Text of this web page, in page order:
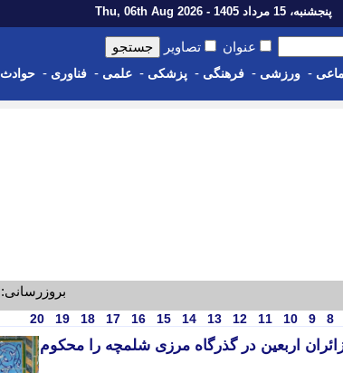
پنجشنبه، 15 مرداد 1405 - Thu, 06th Aug 2026
عنوان تصاویر
- ورزشی - فرهنگی - پزشکی - علمی - فناوری - حوادث
بروزرسانی: 21:59
8
9
10
11
12
13
14
15
16
17
18
19
20
اربعین در گذرگاه مرزی شلمچه را محکوم